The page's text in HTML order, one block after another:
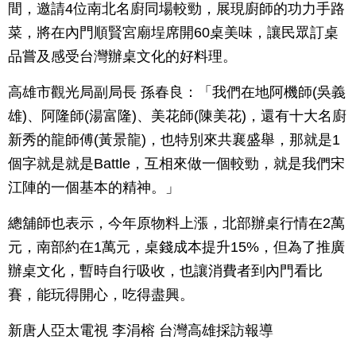
間，邀請4位南北名廚同場較勁，展現廚師的功力手路
菜，將在內門順賢宮廟埕席開60桌美味，讓民眾訂桌
品嘗及感受台灣辦桌文化的好料理。
高雄市觀光局副局長 孫春良：「我們在地阿機師(吳義
雄)、阿隆師(湯富隆)、美花師(陳美花)，還有十大名廚
新秀的龍師傅(黃景龍)，也特別來共襄盛舉，那就是1
個字就是就是Battle，互相來做一個較勁，就是我們宋
江陣的一個基本的精神。」
總舖師也表示，今年原物料上漲，北部辦桌行情在2萬
元，南部約在1萬元，桌錢成本提升15%，但為了推廣
辦桌文化，暫時自行吸收，也讓消費者到內門看比
賽，能玩得開心，吃得盡興。
新唐人亞太電視 李涓榕 台灣高雄採訪報導